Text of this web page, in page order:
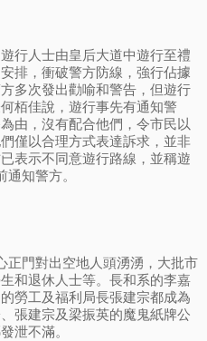
行人士由皇后大道中遊行至禮
排，衝破警方防線，強行佔據
多次發出勸喻和警告，但遊行
栢佳說，遊行事先有通知警
由，沒有配合他們，令市民以
僅以合理方式表達訴求，並非
表示不同意遊行路線，並稱遊
知警方。
正門對出空地人頭湧湧，大批市
和退休人士等。長和系的李嘉
勞工及福利局長張建宗都成為
張建宗及梁振英的魔鬼紙牌公
泄不滿。